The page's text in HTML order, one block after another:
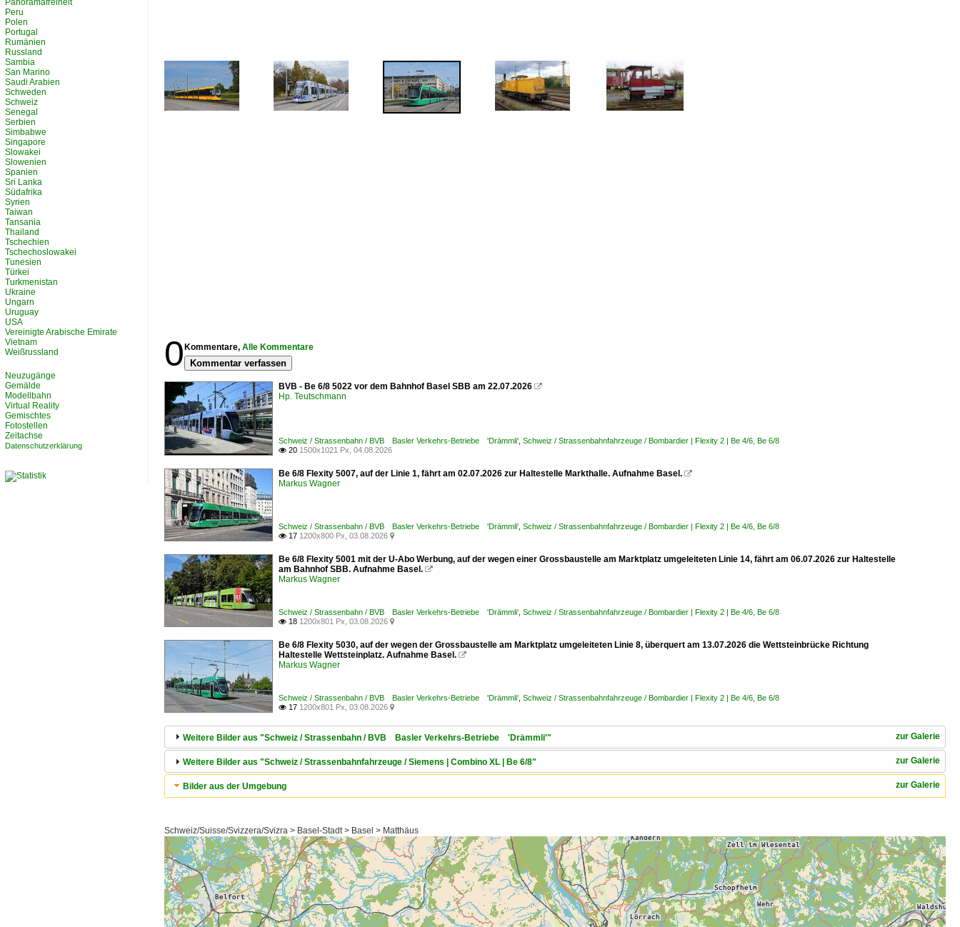
0 Kommentare, Alle Kommentare
Kommentar verfassen
BVB - Be 6/8 5022 vor dem Bahnhof Basel SBB am 22.07.2026 
Hp. Teutschmann
Schweiz / Strassenbahn / BVB Basler Verkehrs-Betriebe 'Drämmli' Schweiz / Strassenbahnfahrzeuge / Bombardier | Flexity 2 | Be 4/6, Be 6/8
 20 1500x1021 Px, 04.08.2026
Be 6/8 Flexity 5007, auf der Linie 1, fährt am 02.07.2026 zur Haltestelle Markthalle. Aufnahme Basel. 
Markus Wagner
Schweiz / Strassenbahn / BVB Basler Verkehrs-Betriebe 'Drämmli' Schweiz / Strassenbahnfahrzeuge / Bombardier | Flexity 2 | Be 4/6, Be 6/8
 17 1200x800 Px, 03.08.2026 
Be 6/8 Flexity 5001 mit der U-Abo Werbung, auf der wegen einer Grossbaustelle am Marktplatz umgeleiteten Linie 14, fährt am 06.07.2026 zur Haltestelle
am Bahnhof SBB. Aufnahme Basel. 
Markus Wagner
Schweiz / Strassenbahn / BVB Basler Verkehrs-Betriebe 'Drämmli' Schweiz / Strassenbahnfahrzeuge / Bombardier | Flexity 2 | Be 4/6, Be 6/8
 18 1200x801 Px, 03.08.2026 
Be 6/8 Flexity 5030, auf der wegen der Grossbaustelle am Marktplatz umgeleiteten Linie 8, überquert am 13.07.2026 die Wettsteinbrücke Richtung
Haltestelle Wettsteinplatz. Aufnahme Basel. 
Markus Wagner
Schweiz / Strassenbahn / BVB Basler Verkehrs-Betriebe 'Drämmli' Schweiz / Strassenbahnfahrzeuge / Bombardier | Flexity 2 | Be 4/6, Be 6/8
 17 1200x801 Px, 03.08.2026 
zur Galerie
Weitere Bilder aus "Schweiz / Strassenbahn / BVB Basler Verkehrs-Betriebe 'Drämmli'"
zur Galerie
Weitere Bilder aus "Schweiz / Strassenbahnfahrzeuge / Siemens | Combino XL | Be 6/8"
zur Galerie
Bilder aus der Umgebung
Schweiz/Suisse/Svizzera/Svizra > Basel-Stadt > Basel > Matthäus
Panoramafreiheit
Peru
Polen
Portugal
Rumänien
Russland
Sambia
San Marino
Saudi Arabien
Schweden
Schweiz
Senegal
Serbien
Simbabwe
Singapore
Slowakei
Slowenien
Spanien
Sri Lanka
Südafrika
Syrien
Taiwan
Tansania
Thailand
Tschechien
Tschechoslowakei
Tunesien
Türkei
Turkmenistan
Ukraine
Ungarn
Uruguay
USA
Vereinigte Arabische Emirate
Vietnam
Weißrussland
Neuzugänge
Gemälde
Modellbahn
Virtual Reality
Gemischtes
Fotostellen
Zeitachse
Datenschutzerklärung